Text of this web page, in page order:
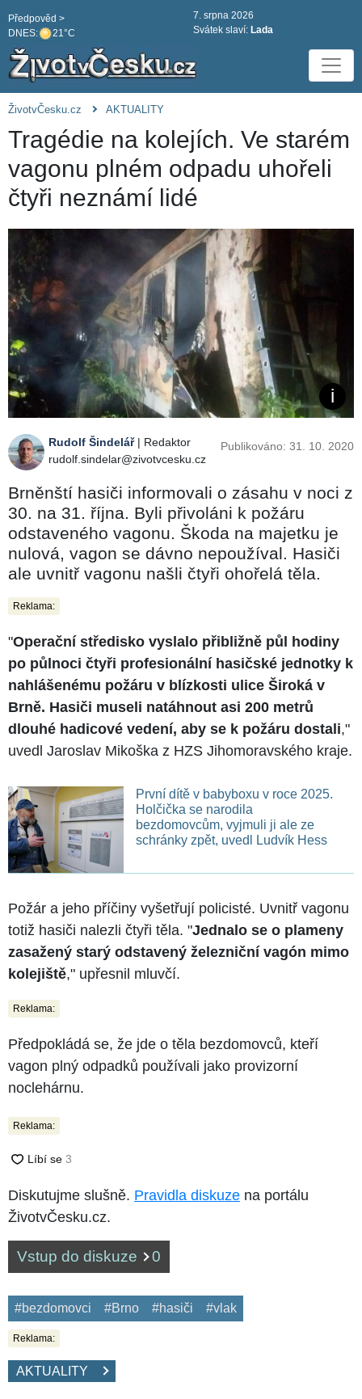
DNES: 21°C
Předpověd >
7. srpna 2026
Svátek slaví: Lada
ŽivotvČesku.cz AKTUALITY
Tragédie na kolejích. Ve starém
vagonu plném odpadu uhořeli
čtyři neznámí lidé
Rudolf Šindelář| Redaktor
rudolf.sindelar@zivotvcesku.cz
Publikováno: 31. 10. 2020
Brněnští hasiči informovali o zásahu v noci z
30. na 31. října. Byli přivoláni k požáru
odstaveného vagonu. Škoda na majetku je
nulová, vagon se dávno nepoužíval. Hasiči
ale uvnitř vagonu našli čtyři ohořelá těla.
Reklama:
"Operační středisko vyslalo přibližně půl hodiny
po půlnoci čtyři profesionální hasičské jednotky k
nahlášenému požáru v blízkosti ulice Široká v
Brně. Hasiči museli natáhnout asi 200 metrů
dlouhé hadicové vedení, aby se k požáru dostali,"
uvedl Jaroslav Mikoška z HZS Jihomoravského kraje.
První dítě v babyboxu v roce 2025.
Holčička se narodila
bezdomovcům, vyjmuli ji ale ze
schránky zpět, uvedl Ludvík Hess
Požár a jeho příčiny vyšetřují policisté. Uvnitř vagonu
totiž hasiči nalezli čtyři těla. "Jednalo se o plameny
zasažený starý odstavený železniční vagón mimo
kolejiště," upřesnil mluvčí.
Reklama:
Předpokládá se, že jde o těla bezdomovců, kteří
vagon plný odpadků používali jako provizorní
noclehárnu.
Reklama:
Diskutujme slušně. Pravidla diskuze na portálu
ŽivotvČesku.cz.
Vstup do diskuze 0
#bezdomovci #Brno #hasiči #vlak
Reklama:
AKTUALITY